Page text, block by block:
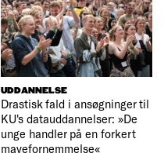
UDDANNELSE
Drastisk fald i ansøgninger til
KU's datauddannelser: »De
unge handler på en forkert
mavefornemmelse«